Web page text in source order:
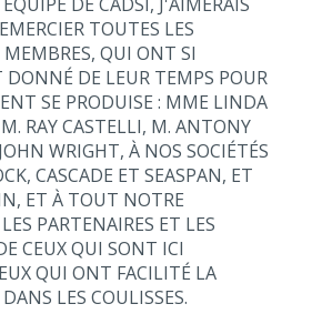
TOUTES LES
QUI ONT SI
DONNÉ DE LEUR TEMPS POUR
SE PRODUISE : MME LINDA
RAY CASTELLI, M. ANTONY
WRIGHT, À NOS SOCIÉTÉS
CASCADE ET SEASPAN, ET
ET À TOUT NOTRE
PARTENAIRES ET LES
CEUX QUI SONT ICI
QUI ONT FACILITÉ LA
LES COULISSES.